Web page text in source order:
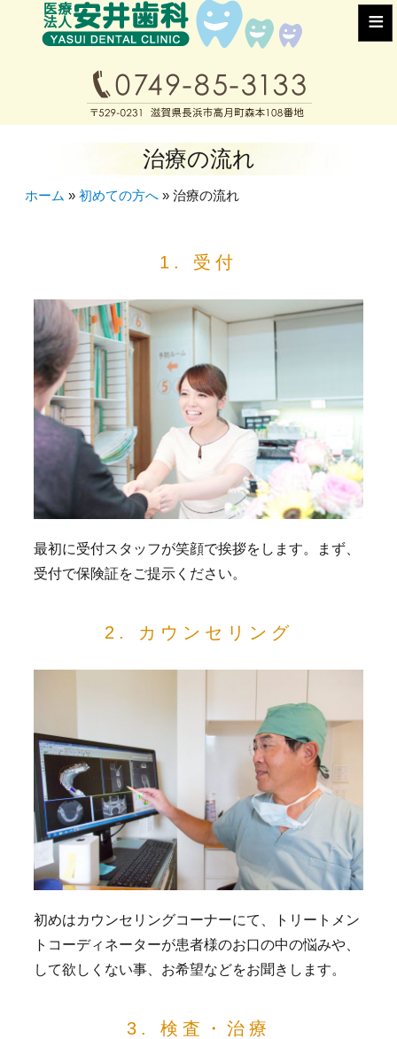
≡
治療の流れ
ホーム » 初めての方へ» 治療の流れ
1. 受付
最初に受付スタッフが笑顔で挨拶をします。まず、
受付で保険証をご提示ください。
2. カウンセリング
初めはカウンセリングコーナーにて、トリートメン
トコーディネーターが患者様のお口の中の悩みや、
して欲しくない事、お希望などをお聞きします。
3. 検査・治療